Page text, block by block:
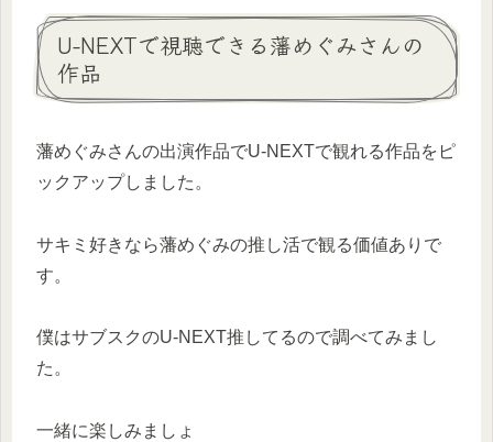
U-NEXTで視聴できる藩めぐみさんの
作品
藩めぐみさんの出演作品でU-NEXTで観れる作品をピ
ックアップしました。
サキミ好きなら藩めぐみの推し活で観る価値ありで
す。
僕はサブスクのU-NEXT推してるので調べてみまし
た。
一緒に楽しみましょ